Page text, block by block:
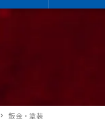
鈑金・塗装